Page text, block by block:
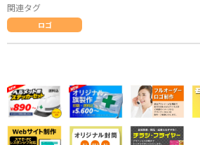
関連タグ
ロゴ